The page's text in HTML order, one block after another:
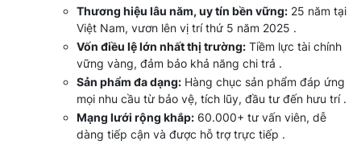
Thương hiệu lâu năm, uy tín bền vững: 25 năm tại
Việt Nam, vươn lên vị trí thứ 5 năm 2025 .
Vốn điều lệ lớn nhất thị trường: Tiềm lực tài chính
vững vàng, đảm bảo khả năng chi trả .
Sản phẩm đa dạng: Hàng chục sản phẩm đáp ứng
mọi nhu cầu từ bảo vệ, tích lũy, đầu tư đến hưu trí .
Mạng lưới rộng khắp: 60.000+ tư vấn viên, dễ
dàng tiếp cận và được hỗ trợ trực tiếp .